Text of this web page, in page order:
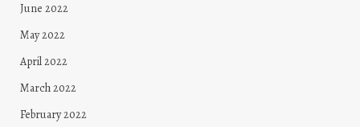
June 2022
May 2022
April 2022
March 2022
February 2022